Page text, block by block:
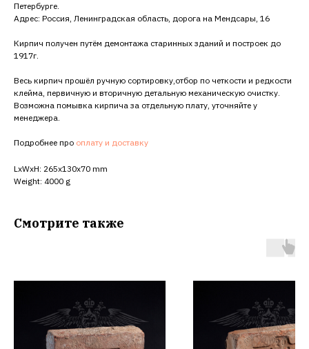
Петербурге.
Адрес: Россия, Ленинградская область, дорога на Мендсары, 16
Кирпич получен путём демонтажа старинных зданий и построек до
1917г.
Весь кирпич прошёл ручную сортировку,отбор по четкости и редкости
клейма, первичную и вторичную детальную механическую очистку.
Возможна помывка кирпича за отдельную плату, уточняйте у
менеджера.
Подробнее про оплату и доставку
LxWxH: 265x130x70 mm
Weight: 4000 g
Смотрите также